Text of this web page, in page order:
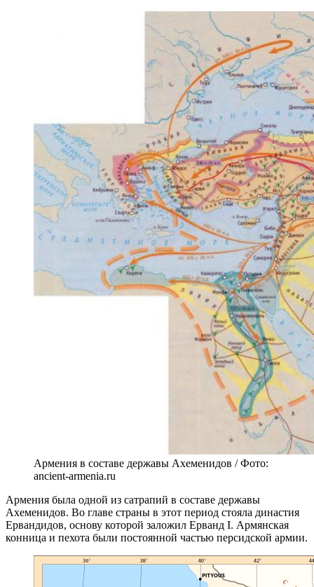
Армения в составе державы Ахеменидов / Фото:
ancient-armenia.ru
Армения была одной из сатрапий в составе державы
Ахеменидов. Во главе страны в этот период стояла династия
Ервандидов, основу которой заложил Ерванд I. Армянская
конница и пехота были постоянной частью персидской армии.